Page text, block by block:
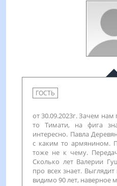
ГОСТЬ
от 30.09.2023г. Зачем
то Тимати, на фига
интересно. Павла
с каким то армянином.
тоже не к чему.
Сколько лет Валерии
про всех знает.
видимо 90 лет, наверное